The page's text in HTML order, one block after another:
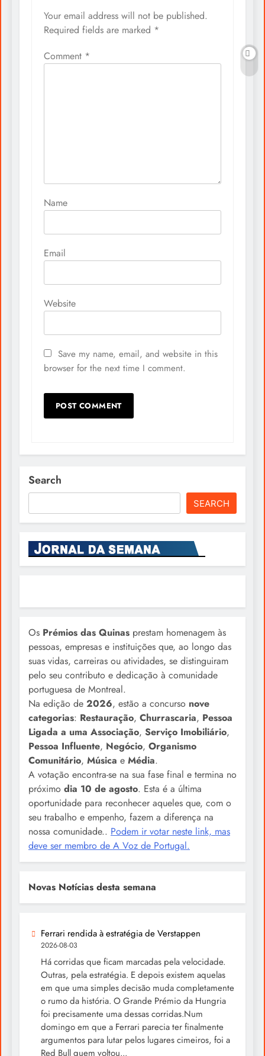
Your email address will not be published.
Required fields are marked *
Comment *
Name
Email
Website
Save my name, email, and website in this
browser for the next time I comment.
Search
SEARCH
Os Prémios das Quinas prestam homenagem às
pessoas, empresas e instituições que, ao longo das
suas vidas, carreiras ou atividades, se distinguiram
pelo seu contributo e dedicação à comunidade
portuguesa de Montreal.
Na edição de 2026, estão a concurso nove
categorias: Restauração, Churrascaria, Pessoa
Ligada a uma Associação, Serviço Imobiliário,
Pessoa Influente, Negócio, Organismo
Comunitário, Música e Média.
A votação encontra-se na sua fase final e termina no
próximo dia 10 de agosto. Esta é a última
oportunidade para reconhecer aqueles que, com o
seu trabalho e empenho, fazem a diferença na
nossa comunidade.. Podem ir votar neste link, mas
deve ser membro de A Voz de Portugal.
Novas Notícias desta semana
Ferrari rendida à estratégia de Verstappen
2026-08-03
Há corridas que ficam marcadas pela velocidade.
Outras, pela estratégia. E depois existem aquelas
em que uma simples decisão muda completamente
o rumo da história. O Grande Prémio da Hungria
foi precisamente uma dessas corridas.Num
domingo em que a Ferrari parecia ter finalmente
argumentos para lutar pelos lugares cimeiros, foi a
Red Bull quem voltou...